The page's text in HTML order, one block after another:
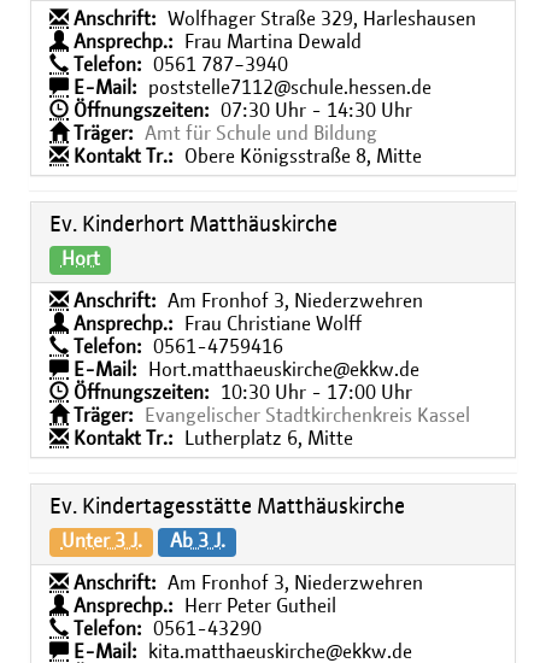
Anschrift:
Wolfhager Straße 329, Harleshausen
Ansprechp.:
Frau Martina Dewald
Telefon:
0561 787−3940
E-Mail:
poststelle7112@schule.hessen.de
Öffnungszeiten:
07:30 Uhr - 14:30 Uhr
Träger:
Amt für Schule und Bildung
Kontakt Tr.:
Obere Königsstraße 8, Mitte
Ev. Kinderhort Matthäuskirche
Hort
Anschrift:
Am Fronhof 3, Niederzwehren
Ansprechp.:
Frau Christiane Wolff
Telefon:
0561-4759416
E-Mail:
Hort.matthaeuskirche@ekkw.de
Öffnungszeiten:
10:30 Uhr - 17:00 Uhr
Träger:
Evangelischer Stadtkirchenkreis Kassel
Kontakt Tr.:
Lutherplatz 6, Mitte
Ev. Kindertagesstätte Matthäuskirche
Unter 3 J. Ab 3 J.
Anschrift:
Am Fronhof 3, Niederzwehren
Ansprechp.:
Herr Peter Gutheil
Telefon:
0561-43290
E-Mail:
kita.matthaeuskirche@ekkw.de